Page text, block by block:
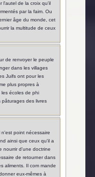
l'autel de la croix qu'il
par la faim. Ou
âge du monde, cet
la multitude de ceux
de renvoyer le peuple
dans les villages
Juifs ont pour les
plus propres à
les écoles de phi
des livres
point nécessaire
ainsi que ceux qu'il a
nourrir d'une doctrine
de retourner dans
aliments. Il com mande
eux-mêmes à